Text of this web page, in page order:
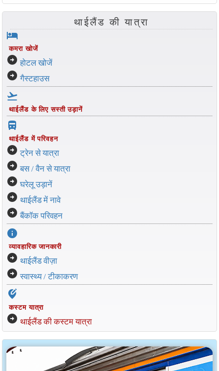
थाईलैंड की यात्रा
hotel
कमरा खोजें
arrow_circle_right होटल खोजें
arrow_circle_right गैस्टहाउस
flight_takeoff
थाईलैंड के लिए सस्ती उड़ानें
directions_bus_filled
थाईलैंड में परिवहन
arrow_circle_right ट्रेन से यात्रा
arrow_circle_right बस / वैन से यात्रा
arrow_circle_right घरेलू उड़ानें
arrow_circle_right थाईलैंड में नावे
arrow_circle_right बैंकॉक परिवहन
info
व्यावहारिक जानकारी
arrow_circle_right थाईलैंड वीज़ा
arrow_circle_right स्वास्थ्य / टीकाकरण
edit_location_alt
कस्टम यात्रा
arrow_circle_right थाईलैंड की कस्टम यात्रा